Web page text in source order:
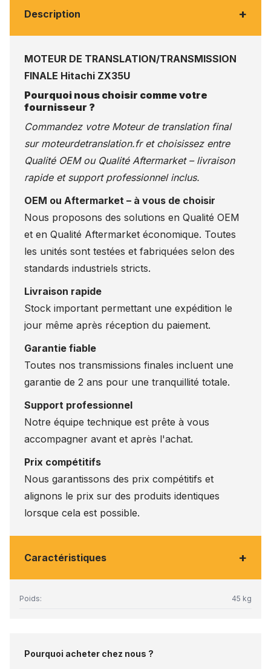
Description +
MOTEUR DE TRANSLATION/TRANSMISSION
FINALE Hitachi ZX35U
Pourquoi nous choisir comme votre
fournisseur ?
Commandez votre Moteur de translation final
sur moteurdetranslation.fret choisissez entre
Qualité OEM ou Qualité Aftermarket – livraison
rapide et support professionnel inclus.
OEM ou Aftermarket – à vous de choisir
Nous proposons des solutions en Qualité OEM
et en Qualité Aftermarket économique. Toutes
les unités sont testées et fabriquées selon des
standards industriels stricts.
Livraison rapide
Stock important permettant une expédition le
jour même après réception du paiement.
Garantie fiable
Toutes nos transmissions finales incluent une
garantie de 2 ans pour une tranquillité totale.
Support professionnel
Notre équipe technique est prête à vous
accompagner avant et après l'achat.
Prix compétitifs
Nous garantissons des prix compétitifs et
alignons le prix sur des produits identiques
lorsque cela est possible.
Caractéristiques +
Poids: 45 kg
Pourquoi acheter chez nous ?